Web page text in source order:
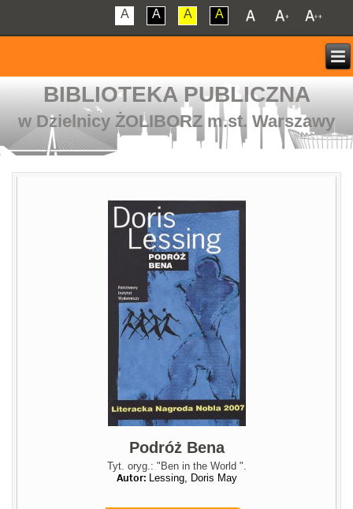
A A A A
BIBLIOTEKA PUBLICZNA
w Dzielnicy ŻOLIBORZ m.st. Warszawy
Podróż Bena
Tyt. oryg.: "Ben in the World ".
Autor: Lessing, Doris May